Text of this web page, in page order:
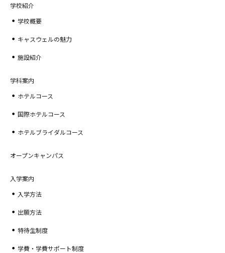
学校紹介
学校概要
キャスウェルの魅力
施設紹介
学科案内
ホテルコース
国際ホテルコース
ホテルブライダルコース
オープンキャンパス
入学案内
入学方法
出願方法
特待生制度
学費・学費サポート制度